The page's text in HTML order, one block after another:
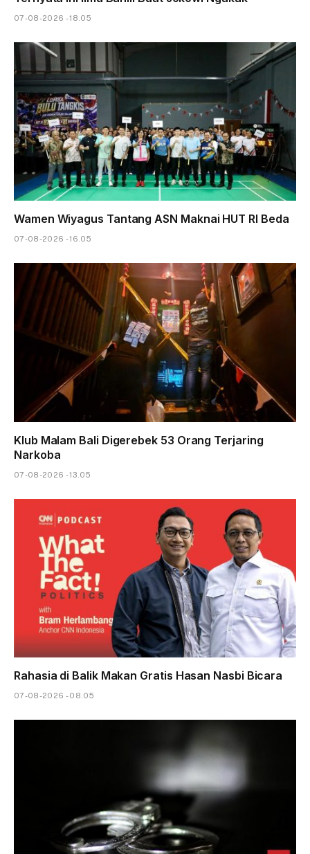
07-08-2026 - 18.05
Wamen Wiyagus Tantang ASN Maknai HUT RI Beda
07-08-2026 - 16.05
Klub Malam Bali Digerebek 53 Orang Terjaring
Narkoba
07-08-2026 - 13.05
Rahasia di Balik Makan Gratis Hasan Nasbi Bicara
07-08-2026 - 08.05